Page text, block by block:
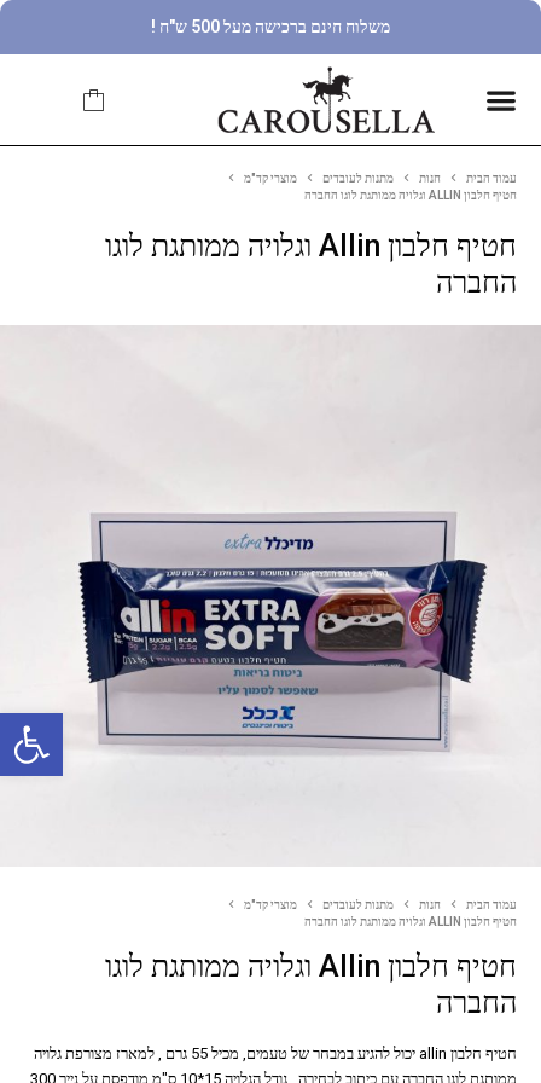
פתח סרגל נגישות
משלוח חינם ברכישה מעל 500 ש"ח !
עמוד הבית חנות מתנות לעובדים
מוצרי קד"מ
חטיף חלבון ALLIN וגלויה ממותגת לוגו החברה
חטיף חלבון Allin וגלויה ממותגת לוגו
החברה
עמוד הבית חנות מתנות לעובדים
מוצרי קד"מ
חטיף חלבון ALLIN וגלויה ממותגת לוגו החברה
חטיף חלבון Allin וגלויה ממותגת לוגו
החברה
חטיף חלבון allin יכול להגיע במבחר של טעמים, מכיל 55 גרם , למארז מצורפת גלויה
ממותגת לוגו החברה עם כיתוב לבחירה , גודל הגלויה 15*10 ס"מ מודפסת על נייר 300